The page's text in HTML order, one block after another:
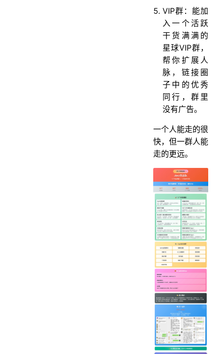
VIP群：能加
入一个活跃
干货满满的
星球VIP群，
帮你扩展人
脉，链接圈
子中的优秀
同行，群里
没有广告。
一个人能走的很
快，但一群人能
走的更远。